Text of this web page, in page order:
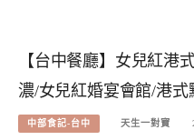
【台中餐廳】女兒紅港
濃/女兒紅婚宴會館/港
中部食記-台中 天生一對寶